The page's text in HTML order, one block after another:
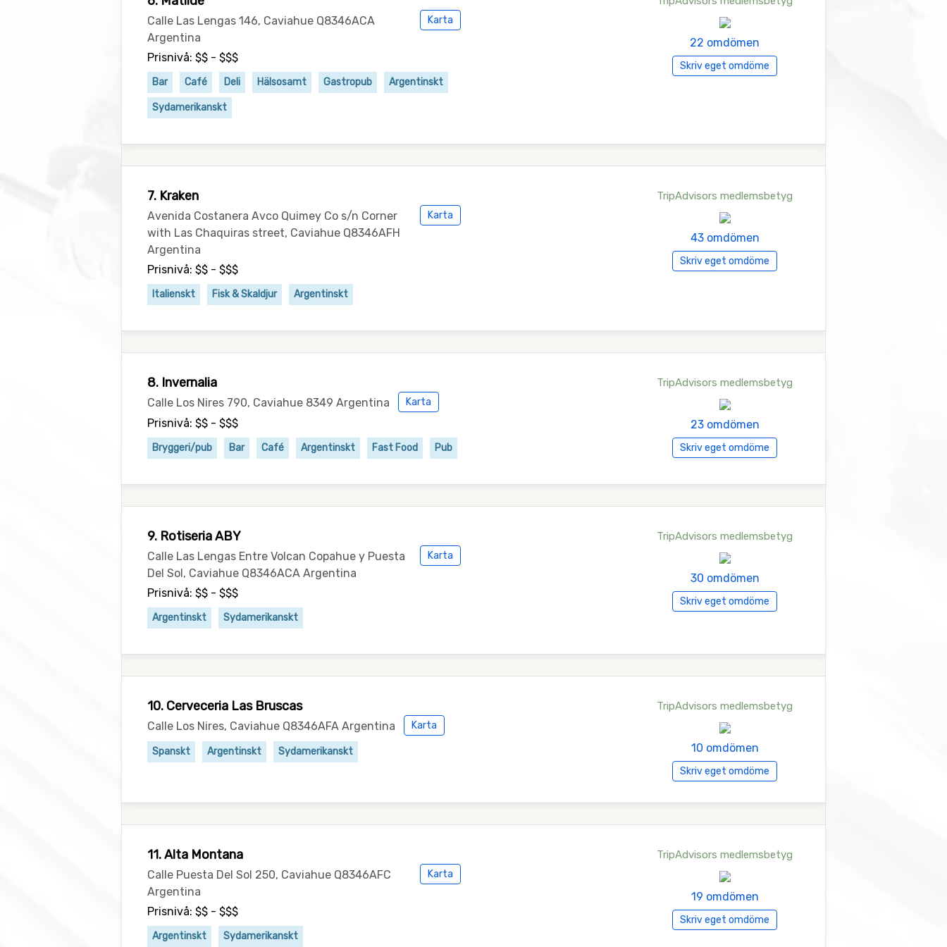
Calle Las Lengas 146, Caviahue Q8346ACA
Argentina
Karta
Prisnivå: $$ - $$$
Bar Café Deli Hälsosamt Gastropub Argentinskt
Sydamerikanskt
22 omdömen
Skriv eget omdöme
7. Kraken
Avenida Costanera Avco Quimey Co s/n Corner
with Las Chaquiras street, Caviahue Q8346AFH
Argentina
Karta
Prisnivå: $$ - $$$
Italienskt Fisk & Skaldjur Argentinskt
TripAdvisors medlemsbetyg
43 omdömen
Skriv eget omdöme
8. Invernalia
Calle Los Nires 790, Caviahue 8349 Argentina Karta
Prisnivå: $$ - $$$
Bryggeri/pub Bar Café Argentinskt Fast Food Pub
TripAdvisors medlemsbetyg
23 omdömen
Skriv eget omdöme
9. Rotiseria ABY
Calle Las Lengas Entre Volcan Copahue y Puesta
Del Sol, Caviahue Q8346ACA Argentina
Karta
Prisnivå: $$ - $$$
Argentinskt Sydamerikanskt
TripAdvisors medlemsbetyg
30 omdömen
Skriv eget omdöme
10. Cerveceria Las Bruscas
Calle Los Nires, Caviahue Q8346AFA Argentina Karta
Spanskt Argentinskt Sydamerikanskt
TripAdvisors medlemsbetyg
10 omdömen
Skriv eget omdöme
11. Alta Montana
Calle Puesta Del Sol 250, Caviahue Q8346AFC
Argentina
Karta
Prisnivå: $$ - $$$
Argentinskt Sydamerikanskt
TripAdvisors medlemsbetyg
19 omdömen
Skriv eget omdöme